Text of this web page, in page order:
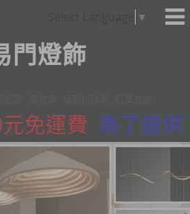
▼
門燈飾
免運費 為了提供